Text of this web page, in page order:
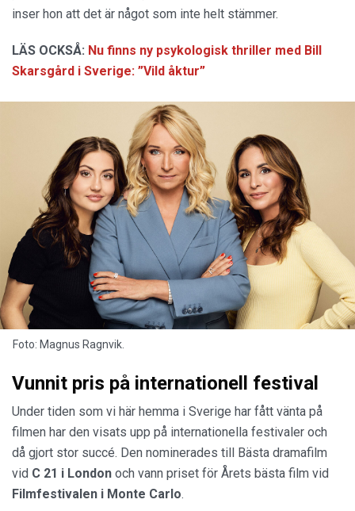
inser hon att det är något som inte helt stämmer.
LÄS OCKSÅ: Nu finns ny psykologisk thriller med Bill
Skarsgård i Sverige: ”Vild åktur”
Foto: Magnus Ragnvik.
Vunnit pris på internationell festival
Under tiden som vi här hemma i Sverige har fått vänta på
filmen har den visats upp på internationella festivaler och
då gjort stor succé. Den nominerades till Bästa dramafilm
vid C 21 i London och vann priset för Årets bästa film vid
Filmfestivalen i Monte Carlo.